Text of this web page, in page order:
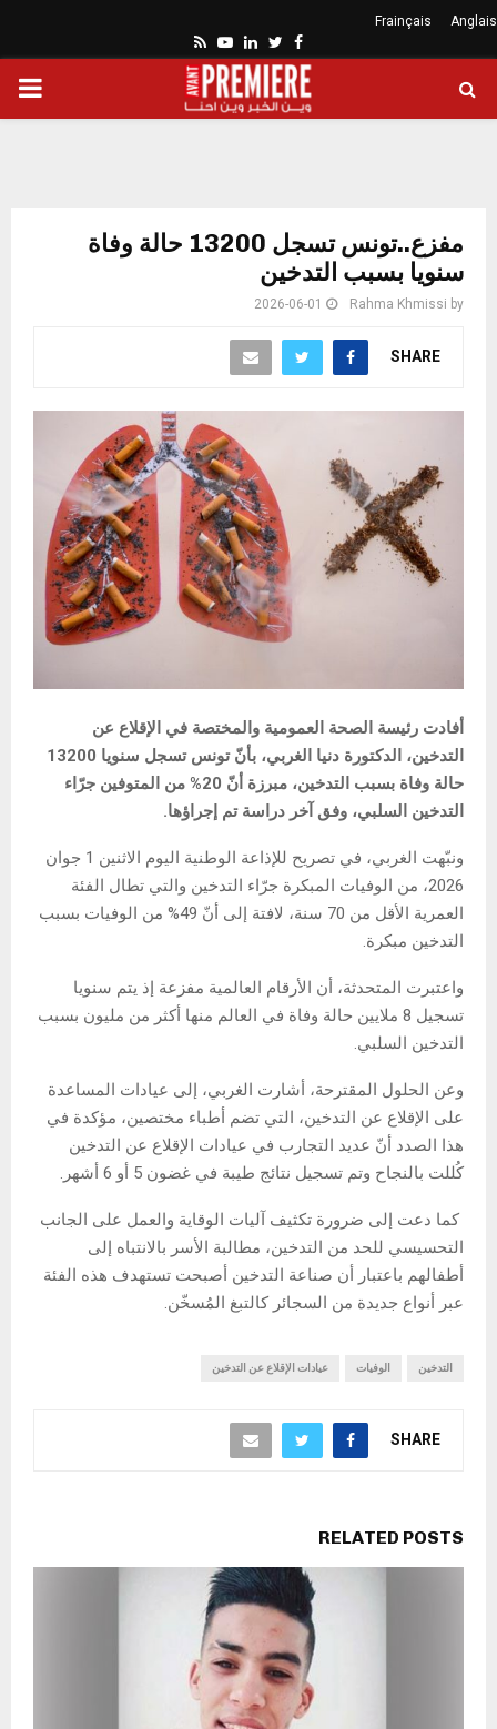
Anglais
Frainçais
Facebook
Twitter
Linkedin
Youtube
Rss
مفزع..تونس تسجل 13200 حالة وفاة
سنويا بسبب التدخين
by
Rahma Khmissi
2026-06-01
SHARE
أفادت رئيسة الصحة العمومية والمختصة في الإقلاع عن
التدخين، الدكتورة دنيا الغربي، بأنّ تونس تسجل سنويا 13200
حالة وفاة بسبب التدخين، مبرزة أنّ 20% من المتوفين جرّاء
التدخين السلبي، وفق آخر دراسة تم إجراؤها.
ونبّهت الغربي، في تصريح للإذاعة الوطنية اليوم الاثنين 1 جوان
2026، من الوفيات المبكرة جرّاء التدخين والتي تطال الفئة
العمرية الأقل من 70 سنة، لافتة إلى أنّ 49% من الوفيات بسبب
التدخين مبكرة.
واعتبرت المتحدثة، أن الأرقام العالمية مفزعة إذ يتم سنويا
تسجيل 8 ملايين حالة وفاة في العالم منها أكثر من مليون بسبب
التدخين السلبي.
وعن الحلول المقترحة، أشارت الغربي، إلى عيادات المساعدة
على الإقلاع عن التدخين، التي تضم أطباء مختصين، مؤكدة في
هذا الصدد أنّ عديد التجارب في عيادات الإقلاع عن التدخين
كُللت بالنجاح وتم تسجيل نتائج طيبة في غضون 5 أو 6 أشهر.
كما دعت إلى ضرورة تكثيف آليات الوقاية والعمل على الجانب
التحسيسي للحد من التدخين، مطالبة الأسر بالانتباه إلى
أطفالهم باعتبار أن صناعة التدخين أصبحت تستهدف هذه الفئة
عبر أنواع جديدة من السجائر كالتبغ المُسخّن.
التدخين الوفيات عيادات الإقلاع عن التدخين
SHARE
RELATED POSTS